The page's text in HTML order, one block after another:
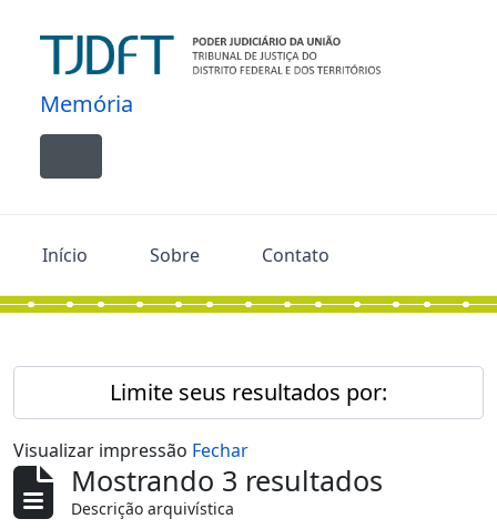
Memória
Toggle navigation
Início Sobre Contato
Limite seus resultados por:
Visualizar impressão Fechar
Mostrando 3 resultados
Descrição arquivística